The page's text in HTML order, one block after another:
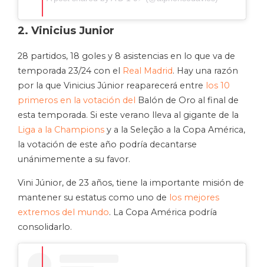
2. Vinicius Junior
28 partidos, 18 goles y 8 asistencias en lo que va de
temporada 23/24 con el Real Madrid. Hay una razón
por la que Vinicius Júnior reaparecerá entre los 10
primeros en la votación del Balón de Oro al final de
esta temporada. Si este verano lleva al gigante de la
Liga a la Champions y a la Seleção a la Copa América,
la votación de este año podría decantarse
unánimemente a su favor.
Vini Júnior, de 23 años, tiene la importante misión de
mantener su estatus como uno de los mejores
extremos del mundo. La Copa América podría
consolidarlo.